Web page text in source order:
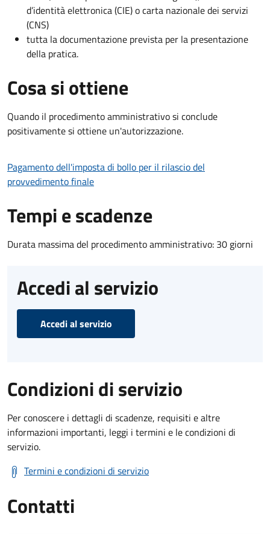
d’identità elettronica (CIE) o carta nazionale dei servizi
(CNS)
tutta la documentazione prevista per la presentazione
della pratica.
Cosa si ottiene
Quando il procedimento amministrativo si conclude
positivamente si ottiene un'autorizzazione.
Pagamento dell'imposta di bollo per il rilascio del
provvedimento finale
Tempi e scadenze
Durata massima del procedimento amministrativo: 30 giorni
Accedi al servizio
Accedi al servizio
Condizioni di servizio
Per conoscere i dettagli di scadenze, requisiti e altre
informazioni importanti, leggi i termini e le condizioni di
servizio.
Termini e condizioni di servizio
Contatti